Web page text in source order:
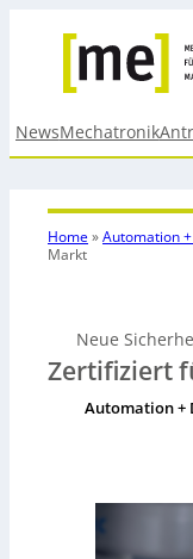
NewsMechatronik
Home»Automation
Markt
Neue
Zertifiziert
Automation +